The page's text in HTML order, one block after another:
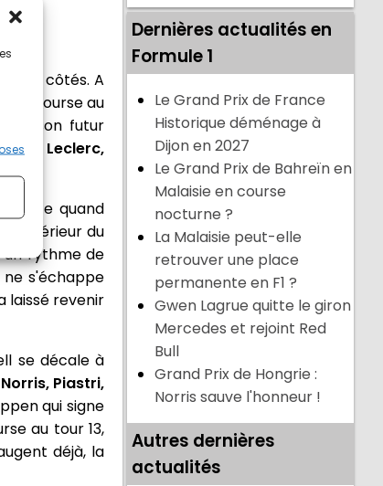
ses côtés. A
la course au
sur son futur
Leclerc,
quand
l'intérieur du
un rythme de
s'échappe
laissé revenir
se décale à
Norris, Piastri,
qui signe
au tour 13,
déjà, la
Dernières actualités en
Formule 1
Le Grand Prix de France
Historique déménage à
Dijon en 2027
Le Grand Prix de Bahreïn en
Malaisie en course
nocturne ?
La Malaisie peut-elle
retrouver une place
permanente en F1 ?
Gwen Lagrue quitte le giron
Mercedes et rejoint Red
Bull
Grand Prix de Hongrie :
Norris sauve l'honneur !
Autres dernières
actualités